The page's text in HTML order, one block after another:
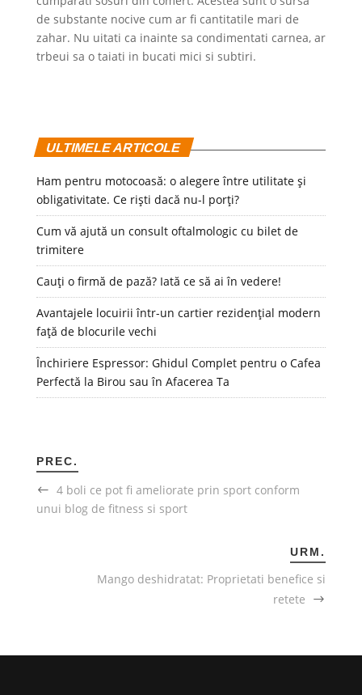
de substante nocive cum ar fi cantitatile mari de
zahar. Nu uitati ca inainte sa condimentati carnea, ar
trbeui sa o taiati in bucati mici si subtiri.
ULTIMELE ARTICOLE
Ham pentru motocoasă: o alegere între utilitate și
obligativitate. Ce riști dacă nu-l porți?
Cum vă ajută un consult oftalmologic cu bilet de
trimitere
Cauți o firmă de pază? Iată ce să ai în vedere!
Avantajele locuirii într-un cartier rezidențial modern
față de blocurile vechi
Închiriere Espressor: Ghidul Complet pentru o Cafea
Perfectă la Birou sau în Afacerea Ta
PREC.
4 boli ce pot fi ameliorate prin sport conform
unui blog de fitness si sport
URM.
Mango deshidratat: Proprietati benefice si
retete